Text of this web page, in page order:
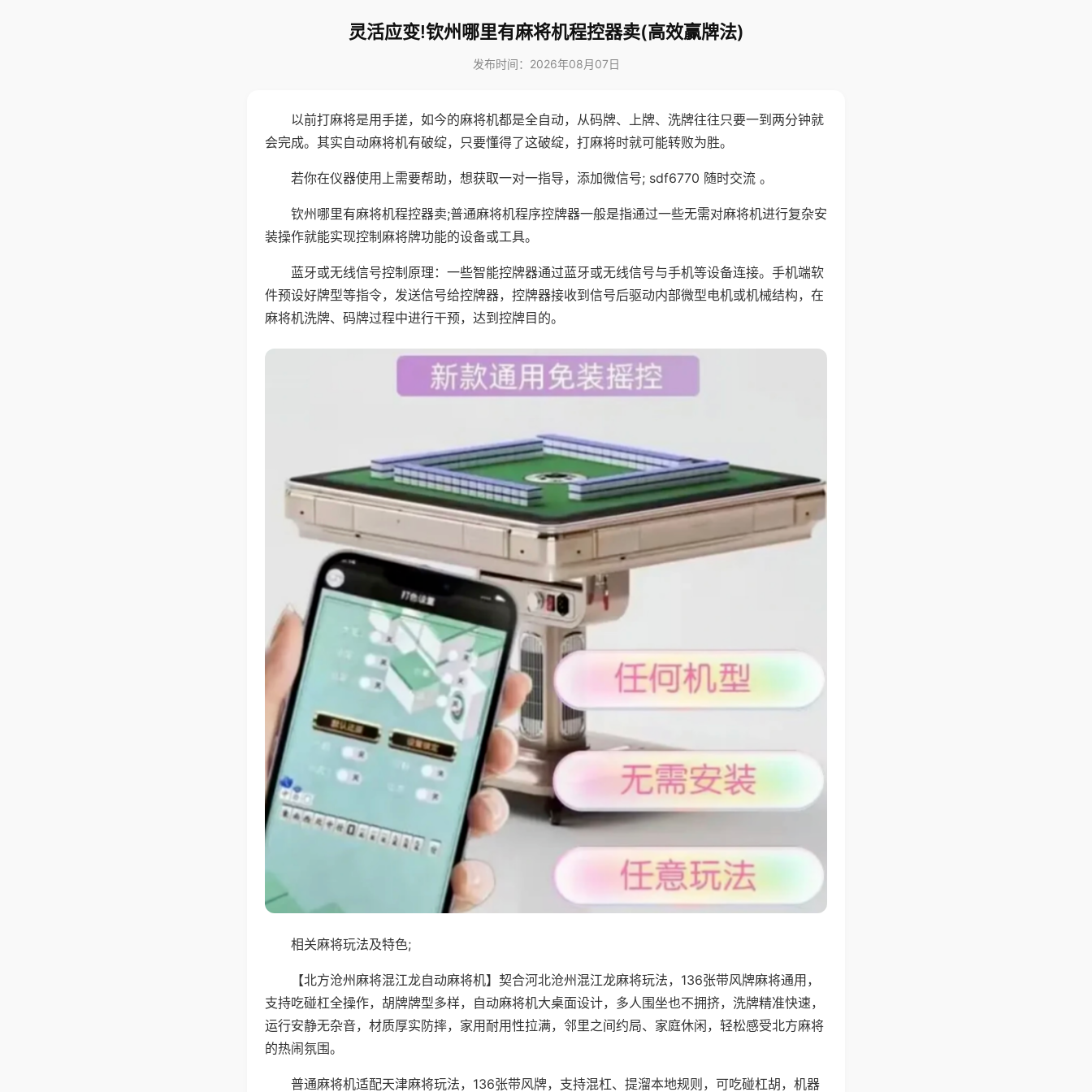
灵活应变!钦州哪里有麻将机程控器卖(高效赢牌法)
发布时间：2026年08月07日
以前打麻将是用手搓，如今的麻将机都是全自动，从码牌、上牌、洗牌往往只要一到两分钟就
会完成。其实自动麻将机有破绽，只要懂得了这破绽，打麻将时就可能转败为胜。
若你在仪器使用上需要帮助，想获取一对一指导，添加微信号; sdf6770 随时交流 。
钦州哪里有麻将机程控器卖;普通麻将机程序控牌器一般是指通过一些无需对麻将机进行复杂安
装操作就能实现控制麻将牌功能的设备或工具。
蓝牙或无线信号控制原理：一些智能控牌器通过蓝牙或无线信号与手机等设备连接。手机端软
件预设好牌型等指令，发送信号给控牌器，控牌器接收到信号后驱动内部微型电机或机械结构，在
麻将机洗牌、码牌过程中进行干预，达到控牌目的。
相关麻将玩法及特色;
【北方沧州麻将混江龙自动麻将机】契合河北沧州混江龙麻将玩法，136张带风牌麻将通用，
支持吃碰杠全操作，胡牌牌型多样，自动麻将机大桌面设计，多人围坐也不拥挤，洗牌精准快速，
运行安静无杂音，材质厚实防摔，家用耐用性拉满，邻里之间约局、家庭休闲，轻松感受北方麻将
的热闹氛围。
普通麻将机适配天津麻将玩法，136张带风牌，支持混杠、提溜本地规则，可吃碰杠胡，机器